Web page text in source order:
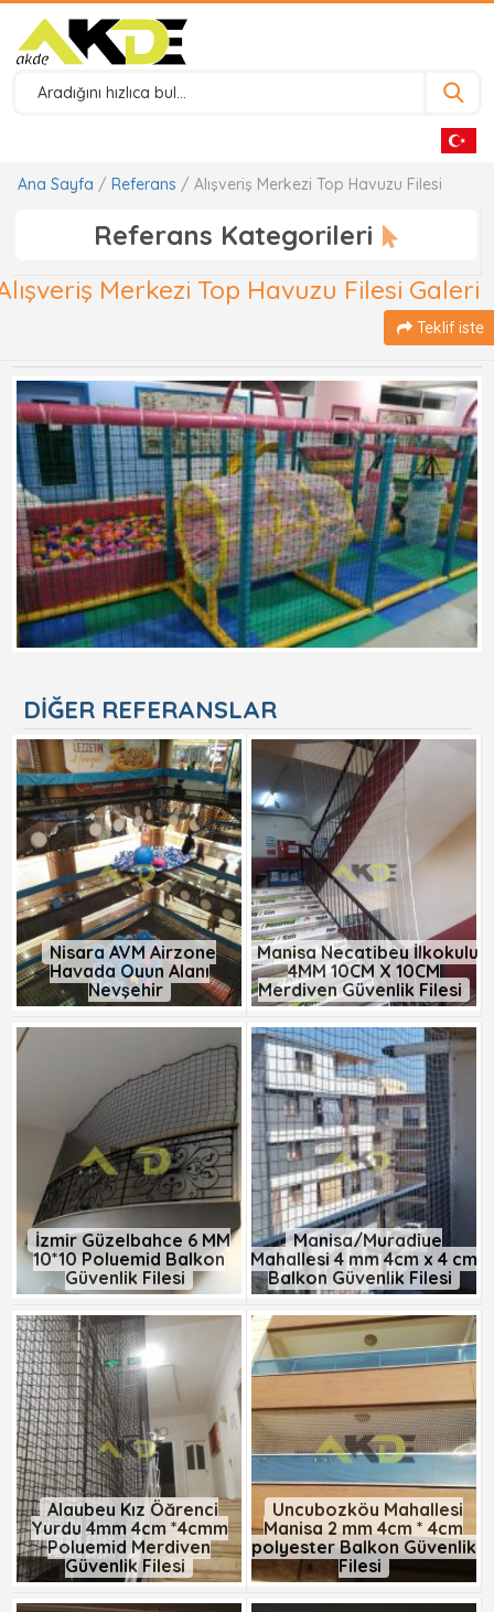
Ana Sayfa /Referans / Alışveriş Merkezi Top Havuzu Filesi
Referans Kategorileri
Merkezi Top Havuzu Filesi Galeri
Teklif iste
DIĞER REFERANSLAR
Nisara AVM Airzone
Havada Oyun Alanı
Nevşehir
Manisa Necatibey İlkokulu
4MM 10CM X 10CM
Merdiven Güvenlik Filesi
İzmir Güzelbahçe 6 MM
10*10 Polyemid Balkon
Güvenlik Filesi
Manisa/Muradiye
Mahallesi 4 mm 4cm x 4 cm
Balkon Güvenlik Filesi
Alaybey Kız Öğrenci
Yurdu 4mm 4cm *4cmm
Polyemid Merdiven
Güvenlik Filesi
Uncubozköy Mahallesi
Manisa 2 mm 4cm * 4cm
polyester Balkon Güvenlik
Filesi